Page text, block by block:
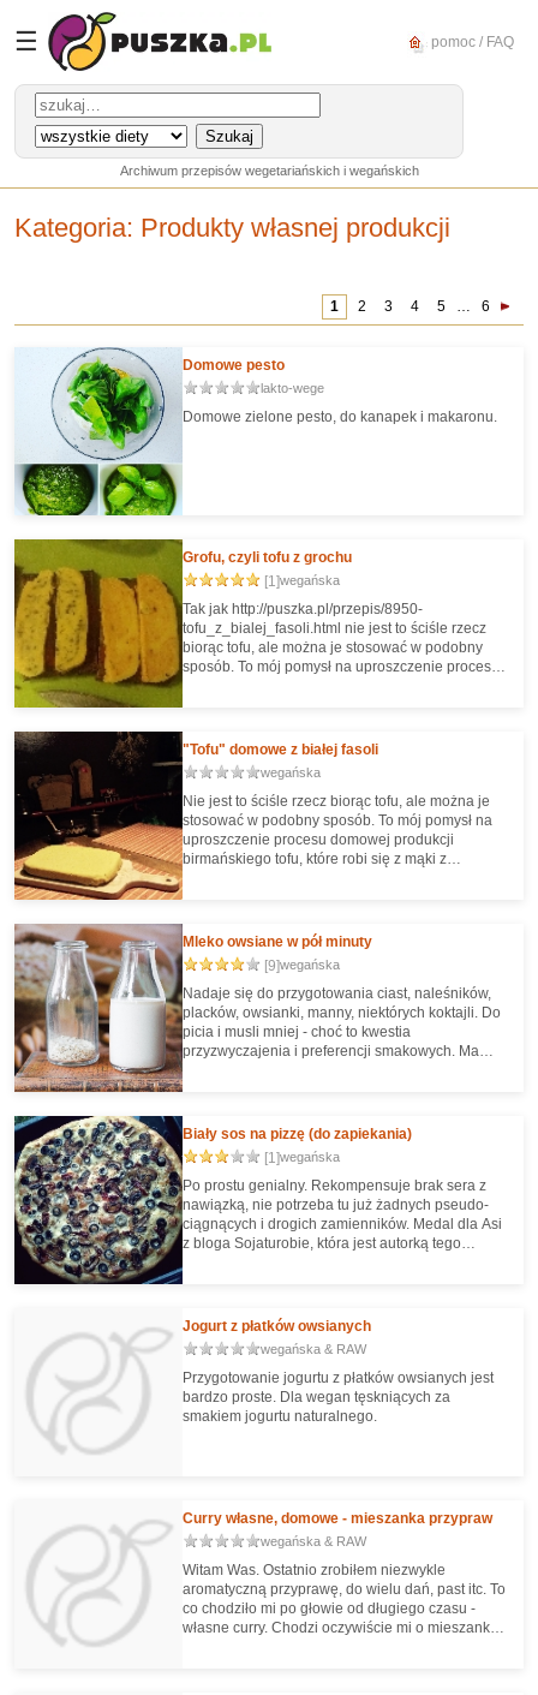
☰ pomoc / FAQ
Archiwum przepisów wegetariańskich i wegańskich
Kategoria: Produkty własnej produkcji
1 2 3 4 5 … 6
Domowe pesto
lakto-wege
Domowe zielone pesto, do kanapek i makaronu.
Grofu, czyli tofu z grochu
[1]wegańska
Tak jak http://puszka.pl/przepis/8950-
tofu_z_bialej_fasoli.html nie jest to ściśle rzecz
biorąc tofu, ale można je stosować w podobny
sposób. To mój pomysł na uproszczenie procesu
formie obtoczonych w otrębach kotlecików.
"Tofu" domowe z białej fasoli
wegańska
Nie jest to ściśle rzecz biorąc tofu, ale można je
stosować w podobny sposób. To mój pomysł na
uproszczenie procesu domowej produkcji
birmańskiego tofu, które robi się z mąki z
Mleko owsiane w pół minuty
[9]wegańska
Nadaje się do przygotowania ciast, naleśników,
placków, owsianki, manny, niektórych koktajli. Do
picia i musli mniej - choć to kwestia
przyzwyczajenia i preferencji smakowych. Ma
błyskawiczne w przygotowaniu i obłędnie tanie -
koszt ok. 0,30 zł za litr! :)
Biały sos na pizzę (do zapiekania)
[1]wegańska
Po prostu genialny. Rekompensuje brak sera z
nawiązką, nie potrzeba tu już żadnych pseudo-
ciągnących i drogich zamienników. Medal dla Asi
z bloga Sojaturobie, która jest autorką tego
Jogurt z płatków owsianych
wegańska & RAW
Przygotowanie jogurtu z płatków owsianych jest
bardzo proste. Dla wegan tęskniących za
smakiem jogurtu naturalnego.
Curry własne, domowe - mieszanka przypraw
wegańska & RAW
Witam Was. Ostatnio zrobiłem niezwykle
aromatyczną przyprawę, do wielu dań, past itc. To
co chodziło mi po głowie od długiego czasu -
własne curry. Chodzi oczywiście mi o mieszankę